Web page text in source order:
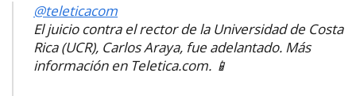
@teleticacom
El juicio contra el rector de la Universidad de Costa
Rica (UCR), Carlos Araya, fue adelantado. Más
información en Teletica.com. 📱